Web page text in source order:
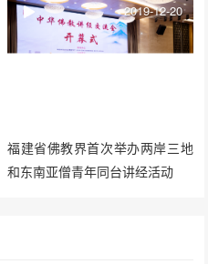
福建省佛教界首次举办两岸三地
和东南亚僧青年同台讲经活动
2019-12-20